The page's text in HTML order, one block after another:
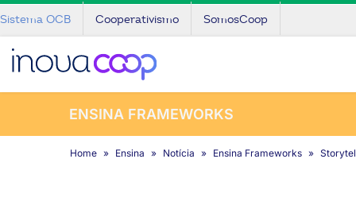
Sistema OCB Cooperativismo SomosCoop
ENSINA FRAMEWORKS
Home Ensina Notícia Ensina Frameworks